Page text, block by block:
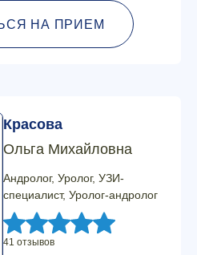
НА ПРИЕМ
Красова
Ольга Михайловна
Андролог, Уролог, УЗИ-
специалист, Уролог-андролог
41 отзывов